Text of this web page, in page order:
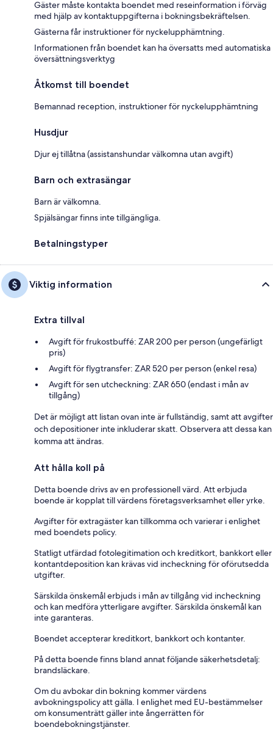
Gäster måste kontakta boendet med reseinformation i förväg
med hjälp av kontaktuppgifterna i bokningsbekräftelsen.
Gästerna får instruktioner för nyckelupphämtning.
Informationen från boendet kan ha översatts med automatiska
översättningsverktyg
Åtkomst till boendet
Bemannad reception, instruktioner för nyckelupphämtning
Husdjur
Djur ej tillåtna (assistanshundar välkomna utan avgift)
Barn och extrasängar
Barn är välkomna.
Spjälsängar finns inte tillgängliga.
Betalningstyper
Viktig information
Extra tillval
Avgift för frukostbuffé: ZAR 200 per person (ungefärligt
pris)
Avgift för flygtransfer: ZAR 520 per person (enkel resa)
Avgift för sen utcheckning: ZAR 650 (endast i mån av
tillgång)
Det är möjligt att listan ovan inte är fullständig, samt att avgifter
och depositioner inte inkluderar skatt. Observera att dessa kan
komma att ändras.
Att hålla koll på
Detta boende drivs av en professionell värd. Att erbjuda
boende är kopplat till värdens företagsverksamhet eller yrke.
Avgifter för extragäster kan tillkomma och varierar i enlighet
med boendets policy.
Statligt utfärdad fotolegitimation och kreditkort, bankkort eller
kontantdeposition kan krävas vid incheckning för oförutsedda
utgifter.
Särskilda önskemål erbjuds i mån av tillgång vid incheckning
och kan medföra ytterligare avgifter. Särskilda önskemål kan
inte garanteras.
Boendet accepterar kreditkort, bankkort och kontanter.
På detta boende finns bland annat följande säkerhetsdetalj:
brandsläckare.
Om du avbokar din bokning kommer värdens
avbokningspolicy att gälla. I enlighet med EU-bestämmelser
om konsumenträtt gäller inte ångerrätten för
boendebokningstjänster.